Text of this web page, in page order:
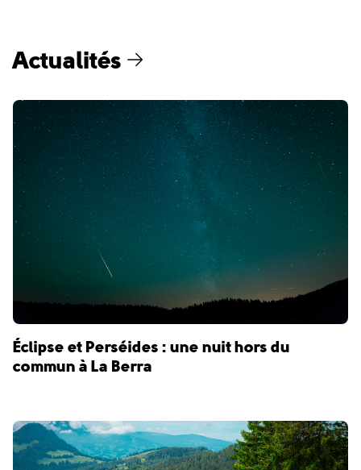
Actualités
Éclipse et Perséides : une nuit hors du
commun à La Berra